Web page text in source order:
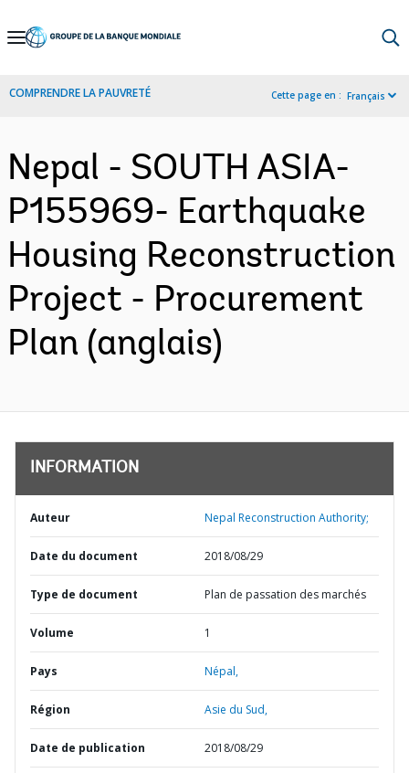
Skip
Navigation
COMPRENDRE LA PAUVRETÉ Cette page en : Français
Nepal - SOUTH ASIA-
P155969- Earthquake
Housing Reconstruction
Project - Procurement
Plan (anglais)
INFORMATION
Auteur Nepal Reconstruction Authority;
Date du document 2018/08/29
Type de document Plan de passation des marchés
Volume 1
Pays Népal,
Région Asie du Sud,
Date de publication 2018/08/29